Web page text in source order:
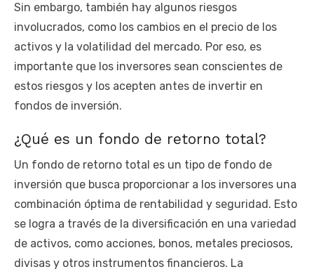
Sin embargo, también hay algunos riesgos
involucrados, como los cambios en el precio de los
activos y la volatilidad del mercado. Por eso, es
importante que los inversores sean conscientes de
estos riesgos y los acepten antes de invertir en
fondos de inversión.
¿Qué es un fondo de retorno total?
Un fondo de retorno total es un tipo de fondo de
inversión que busca proporcionar a los inversores una
combinación óptima de rentabilidad y seguridad. Esto
se logra a través de la diversificación en una variedad
de activos, como acciones, bonos, metales preciosos,
divisas y otros instrumentos financieros. La